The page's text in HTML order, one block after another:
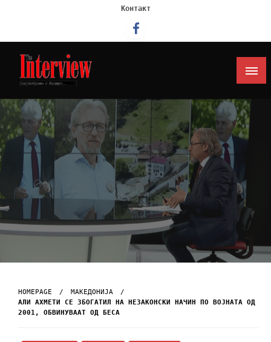
Контакт
Интервју
HOMEPAGE
МАКЕДОНИЈА
АЛИ АХМЕТИ СЕ ЗБОГАТИЛ НА НЕЗАКОНСКИ НАЧИН ПО ВОЈНАТА ОД
2001, ОБВИНУВААТ ОД БЕСА